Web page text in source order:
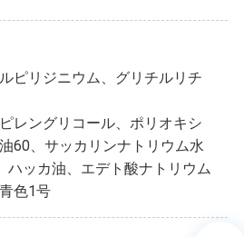
ピリジニウム、グリチルリチ
レングリコール、ポリオキシ
60、サッカリンナトリウム水
ハッカ油、エデト酸ナトリウム
色1号